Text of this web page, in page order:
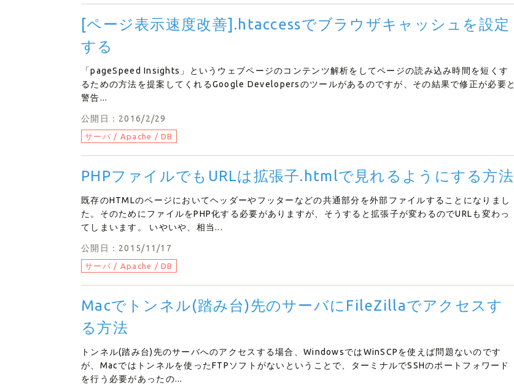
[ページ表示速度改善].htaccessでブラウザキャッシュを設定
する
「pageSpeed Insights」というウェブページのコンテンツ解析をしてページの読み込み時間を短くす
るための方法を提案してくれるGoogle Developersのツールがあるのですが、その結果で修正が必要と
警告...
公開日：2016/2/29
サーバ / Apache / DB
PHPファイルでもURLは拡張子.htmlで見れるようにする方法
既存のHTMLのページにおいてヘッダーやフッターなどの共通部分を外部ファイルすることになりまし
た。そのためにファイルをPHP化する必要がありますが、そうすると拡張子が変わるのでURLも変わっ
てしまいます。 いやいや、相当...
公開日：2015/11/17
サーバ / Apache / DB
Macでトンネル(踏み台)先のサーバにFileZillaでアクセスす
る方法
トンネル(踏み台)先のサーバへのアクセスする場合、WindowsではWinSCPを使えば問題ないのです
が、Macではトンネルを使ったFTPソフトがないということで、ターミナルでSSHのポートフォワード
を行う必要があったの...